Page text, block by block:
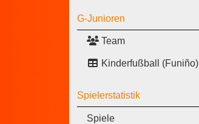
G-Junioren
Team
Kinderfußball (Funiño)
Spielerstatistik
Spiele